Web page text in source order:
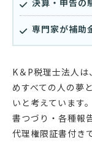
決算・申告の
専門家が補助
K＆P税理士法人
めすべての人の夢
いと考えています
書つづり・各種報
代理権限証書付き